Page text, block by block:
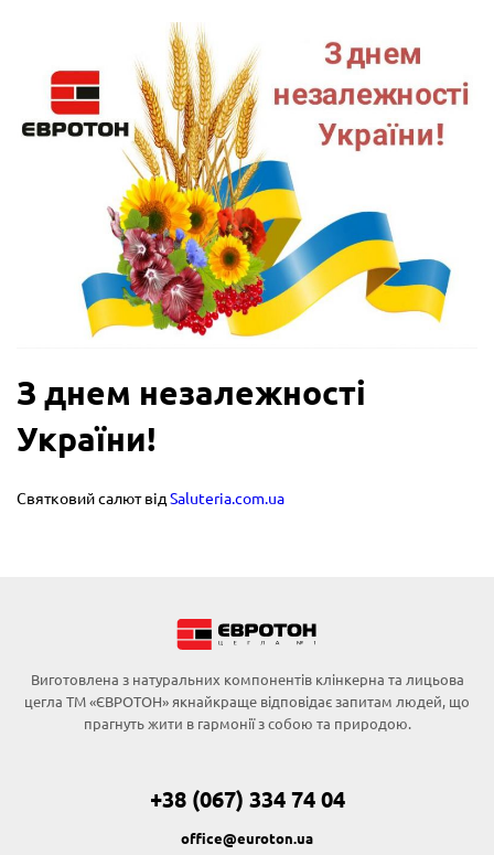
З днем незалежності
України!
Святковий салют відSaluteria.com.ua
Виготовлена з натуральних компонентів клінкерна та лицьова
цегла ТМ «ЄВРОТОН» якнайкраще відповідає запитам людей, що
прагнуть жити в гармонії з собою та природою.
+38 (067) 334 74 04
office@euroton.ua